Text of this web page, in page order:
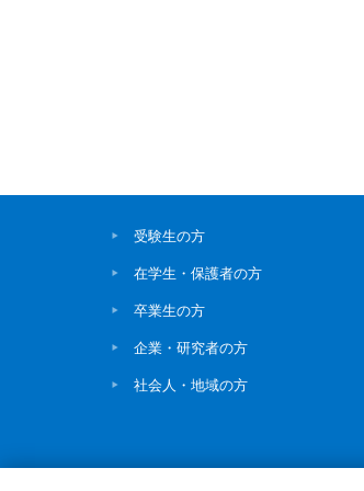
受験生の方
在学生・保護者の方
卒業生の方
企業・研究者の方
社会人・地域の方